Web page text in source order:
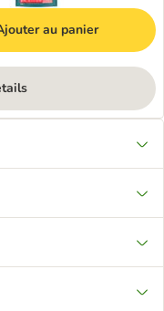
au panier